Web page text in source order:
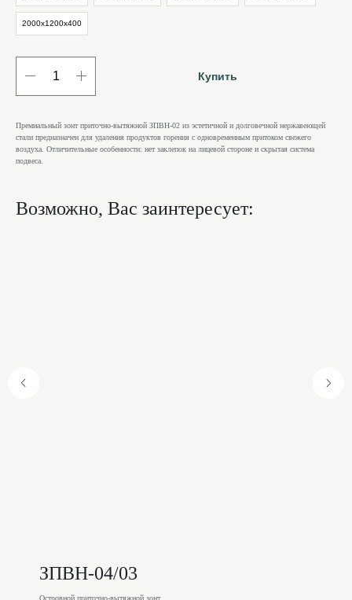
2000х1200х400
Купить
Премиальный зонт приточно-вытяжной ЗПВН-02 из эстетичной и долговечной нержавеющей
стали предназначен для удаления продуктов горения с одновременным притоком свежего
воздуха. Отличительные особенности: нет заклепок на лицевой стороне и скрытая система
подвеса.
Возможно, Вас заинтересует:
ЗПВН-04/03
Островной приточно-вытяжной зонт